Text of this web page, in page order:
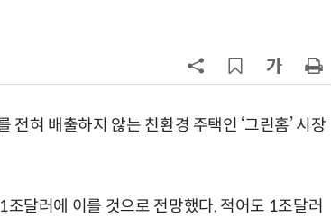
혀 배출하지 않는 친환경 주택인 ‘그린홈’ 시장
달러에 이를 것으로 전망했다. 적어도 1조달러
봉 6.3% 인상 합의